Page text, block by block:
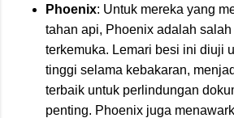
Phoenix: Untuk mereka yang
tahan api, Phoenix adalah salah
terkemuka. Lemari besi ini diuji
tinggi selama kebakaran,
terbaik untuk perlindungan
penting. Phoenix juga